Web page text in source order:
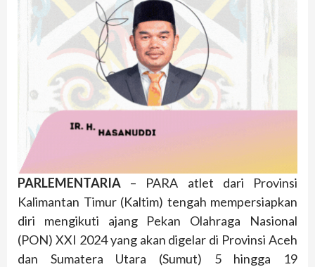
PARLEMENTARIA – PARA atlet dari Provinsi
Kalimantan Timur (Kaltim) tengah mempersiapkan
diri mengikuti ajang Pekan Olahraga Nasional
(PON) XXI 2024 yang akan digelar di Provinsi Aceh
dan Sumatera Utara (Sumut) 5 hingga 19